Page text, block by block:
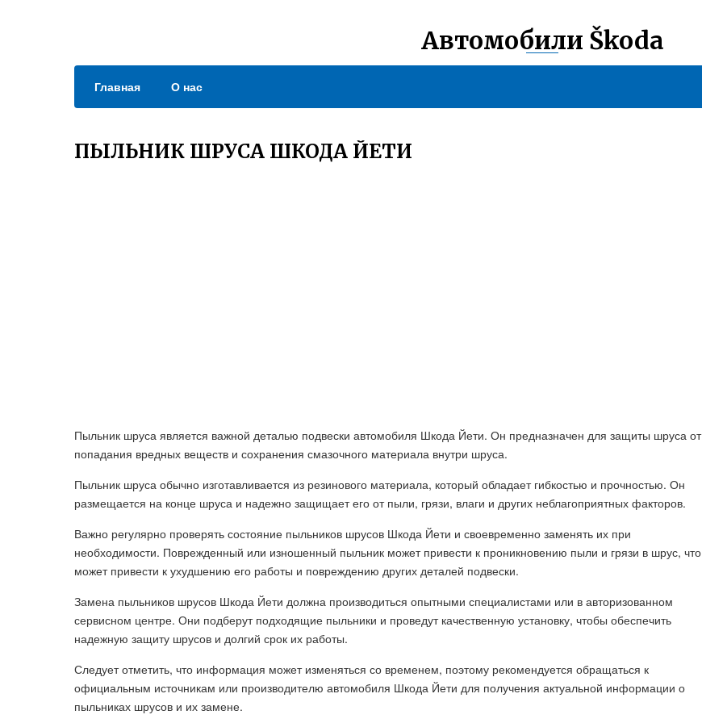
Автомобили Škoda
Главная О нас
ПЫЛЬНИК ШРУСА ШКОДА ЙЕТИ
Пыльник шруса является важной деталью подвески автомобиля Шкода Йети. Он предназначен для защиты шруса от
попадания вредных веществ и сохранения смазочного материала внутри шруса.
Пыльник шруса обычно изготавливается из резинового материала, который обладает гибкостью и прочностью. Он
размещается на конце шруса и надежно защищает его от пыли, грязи, влаги и других неблагоприятных факторов.
Важно регулярно проверять состояние пыльников шрусов Шкода Йети и своевременно заменять их при
необходимости. Поврежденный или изношенный пыльник может привести к проникновению пыли и грязи в шрус, что
может привести к ухудшению его работы и повреждению других деталей подвески.
Замена пыльников шрусов Шкода Йети должна производиться опытными специалистами или в авторизованном
сервисном центре. Они подберут подходящие пыльники и проведут качественную установку, чтобы обеспечить
надежную защиту шрусов и долгий срок их работы.
Следует отметить, что информация может изменяться со временем, поэтому рекомендуется обращаться к
официальным источникам или производителю автомобиля Шкода Йети для получения актуальной информации о
пыльниках шрусов и их замене.